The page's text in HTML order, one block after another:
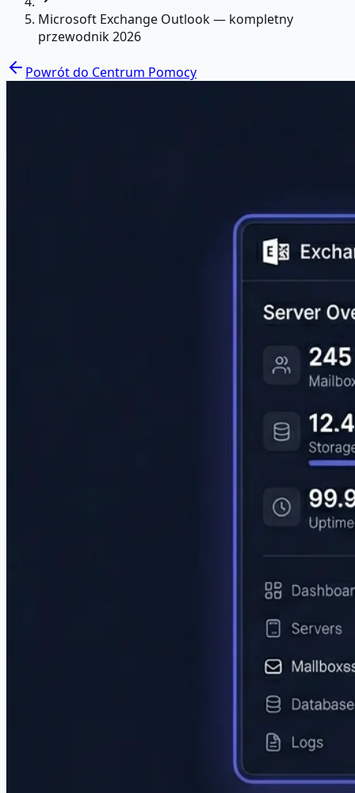
Microsoft Exchange Outlook — kompletny
przewodnik 2026
Powrót do Centrum Pomocy